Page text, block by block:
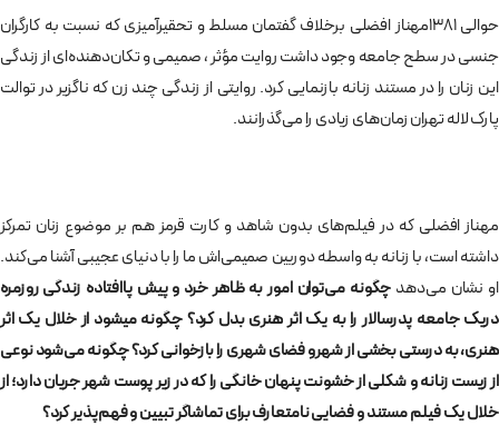
حوالی ۱۳81مهناز افضلی برخلاف گفتمان مسلط و تحقیرآمیزی که نسبت به کارگران
جنسی در سطح جامعه وجود داشت روایت مؤثر ، صمیمی و تکان‌دهنده‌ای از زندگی
این زنان را در مستند زنانه بازنمایی کرد. روایتی از زندگی چند زن که ناگزیر در توالت
پارک لاله تهران زمان‌های زیادی را می‌گذرانند.
مهناز افضلی که در فیلم‌های بدون شاهد و کارت قرمز هم بر موضوع زنان تمرکز
داشته است، با زنانه به‌ واسطه‌ دوربین صمیمی‌اش ما را با دنیای عجیبی آشنا می‌کند.
او نشان می‌دهد چگونه می‌توان امور به ظاهر خرد و پیش‌ پاافتاده‌ زندگی روزمره
دریک جامعه‌ پدرسالار را به یک اثر هنری بدل کرد؟ چگونه میشود از خلال یک اثر
هنری، به درستی بخشی از شهرو فضای شهری را بازخوانی کرد؟ چگونه می‌شود نوعی
از زیست زنانه و شکلی از خشونت پنهان خانگی را که در زیر پوست شهر جریان دارد؛ از
خلال یک فیلم مستند و فضایی نامتعارف برای تماشاگر تبیین و فهم‌پذیر کرد؟